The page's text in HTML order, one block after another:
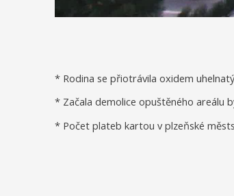
* Rodina se přiotrávila oxidem
* Začala demolice opuštěného areálu
* Počet plateb kartou v plzeňské